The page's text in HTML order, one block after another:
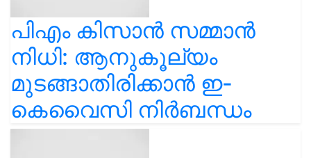
പിഎം കിസാൻ സമ്മാൻ
നിധി: ആനുകൂല്യം
മുടങ്ങാതിരിക്കാൻ ഇ-
കെവൈസി നിർബന്ധം